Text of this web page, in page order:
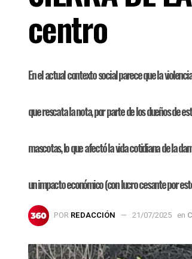
centro
En el actual contexto social parece que la
que rescata la nota, por parte de los dueños de
mascotas, lo que afectó la vida cotidiana de la
un impacto económico (con lucro cesante por
POR REDACCIÓN 21/07/2025 en